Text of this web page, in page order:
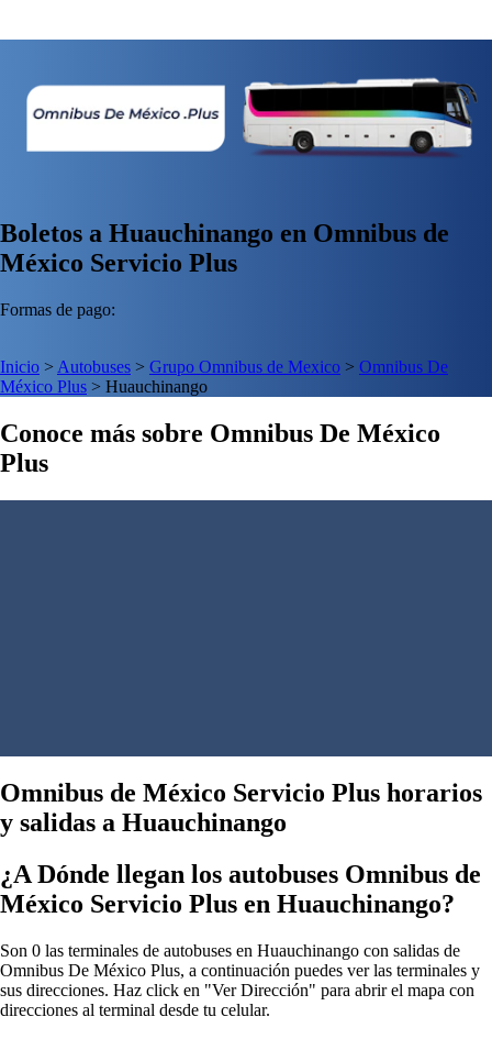
Boletos a Huauchinango en Omnibus de
México Servicio Plus
Formas de pago:
Inicio > Autobuses > Grupo Omnibus de Mexico > Omnibus De
México Plus > Huauchinango
Conoce más sobre Omnibus De México
Plus
Omnibus de México Servicio Plus horarios
y salidas a Huauchinango
¿A Dónde llegan los autobuses Omnibus de
México Servicio Plus en Huauchinango?
Son 0 las terminales de autobuses en Huauchinango con salidas de
Omnibus De México Plus, a continuación puedes ver las terminales y
sus direcciones. Haz click en "Ver Dirección" para abrir el mapa con
direcciones al terminal desde tu celular.